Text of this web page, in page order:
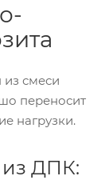
смеси
переносит
нагрузки.
из ДПК: